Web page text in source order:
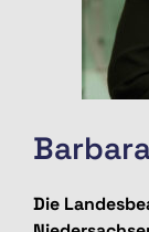
Die